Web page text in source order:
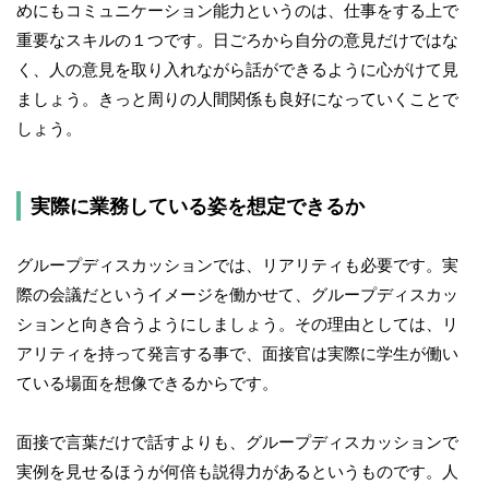
めにもコミュニケーション能力というのは、仕事をする上で
重要なスキルの１つです。日ごろから自分の意見だけではな
く、人の意見を取り入れながら話ができるように心がけて見
ましょう。きっと周りの人間関係も良好になっていくことで
しょう。
実際に業務している姿を想定できるか
グループディスカッションでは、リアリティも必要です。実
際の会議だというイメージを働かせて、グループディスカッ
ションと向き合うようにしましょう。その理由としては、リ
アリティを持って発言する事で、面接官は実際に学生が働い
ている場面を想像できるからです。
面接で言葉だけで話すよりも、グループディスカッションで
実例を見せるほうが何倍も説得力があるというものです。人